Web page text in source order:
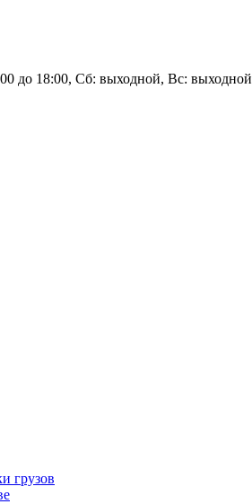
до 18:00, Сб: выходной, Вс: выходной
грузов